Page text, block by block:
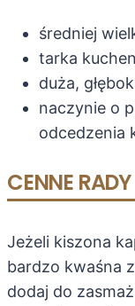
średniej
tarka
duża,
naczynie o
odcedzenia
CENNE RADY
Jeżeli kiszona
bardzo kwaśna
dodaj do